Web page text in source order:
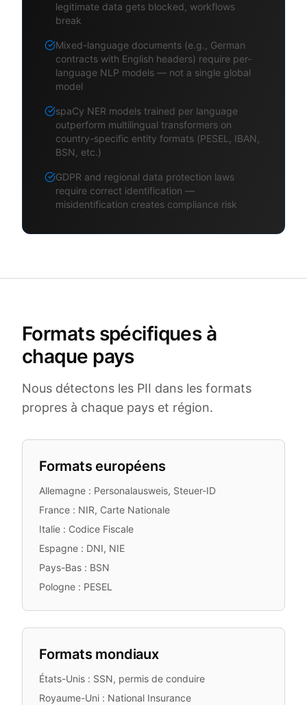
legitimate data gets blocked, workflows
break
Mixed-language documents (e.g., German
contracts with English headers) require per-
language NLP models — not a single global
model
spaCy NER models trained per language
outperform multilingual transformers on
country-specific entity formats (PESEL, IBAN,
BSN, etc.)
GDPR and regional data protection laws
require correct identification —
misidentification creates compliance risk
Formats spécifiques à
chaque pays
Nous détectons les PII dans les formats
propres à chaque pays et région.
Formats européens
Allemagne : Personalausweis, Steuer-ID
France : NIR, Carte Nationale
Italie : Codice Fiscale
Espagne : DNI, NIE
Pays-Bas : BSN
Pologne : PESEL
Formats mondiaux
États-Unis : SSN, permis de conduire
Royaume-Uni : National Insurance